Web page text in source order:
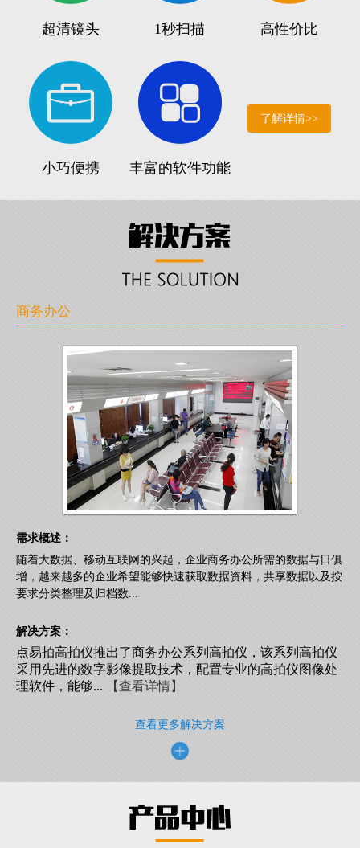
超清镜头 1秒扫描 高性价比
小巧便携 丰富的软件功能
了解详情>>
商务办公
需求概述：
随着大数据、移动互联网的兴起，企业商务办公所需的数据与日俱
增，越来越多的企业希望能够快速获取数据资料，共享数据以及按
要求分类整理及归档数...
解决方案：
点易拍高拍仪推出了商务办公系列高拍仪，该系列高拍仪
采用先进的数字影像提取技术，配置专业的高拍仪图像处
理软件，能够...【查看详情】
查看更多解决方案